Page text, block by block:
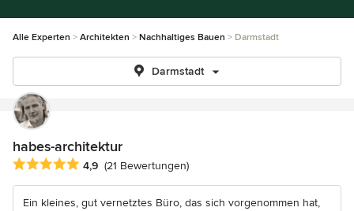
Alle Experten Architekten Nachhaltiges Bauen Darmstadt
Darmstadt
habes-architektur
Durchschnittliche Bewertung: 4.9 von 5 Sternen
4,9 (21 Bewertungen)
Ein kleines, gut vernetztes Büro, das sich vorgenommen hat,